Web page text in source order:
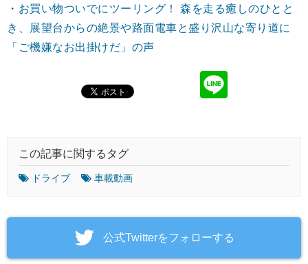
・ お買い物ついでにツーリング！ 森を走る癒しのひとと
き、展望台からの絶景や路面電車と盛り沢山な寄り道に
「ご機嫌なお出掛けだ」の声
この記事に関するタグ
ドライブ 車載動画
‎公式Twitterをフォローする